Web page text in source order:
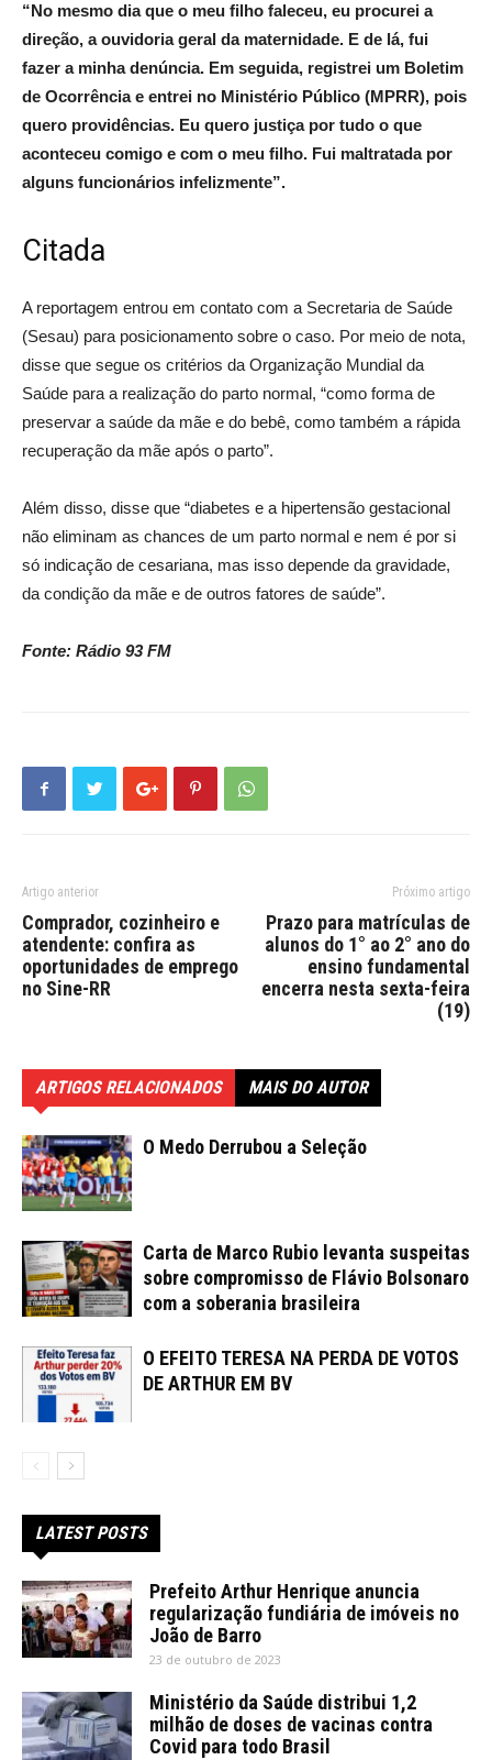
“No mesmo dia que o meu filho faleceu, eu procurei a
direção, a ouvidoria geral da maternidade. E de lá, fui
fazer a minha denúncia. Em seguida, registrei um Boletim
de Ocorrência e entrei no Ministério Público (MPRR), pois
quero providências. Eu quero justiça por tudo o que
aconteceu comigo e com o meu filho. Fui maltratada por
alguns funcionários infelizmente”.
Citada
A reportagem entrou em contato com a Secretaria de Saúde
(Sesau) para posicionamento sobre o caso. Por meio de nota,
disse que segue os critérios da Organização Mundial da
Saúde para a realização do parto normal, “como forma de
preservar a saúde da mãe e do bebê, como também a rápida
recuperação da mãe após o parto”.
Além disso, disse que “diabetes e a hipertensão gestacional
não eliminam as chances de um parto normal e nem é por si
só indicação de cesariana, mas isso depende da gravidade,
da condição da mãe e de outros fatores de saúde”.
Fonte: Rádio 93 FM
Artigo anterior
Comprador, cozinheiro e
atendente: confira as
oportunidades de emprego
no Sine-RR
Próximo artigo
Prazo para matrículas de
alunos do 1° ao 2° ano do
ensino fundamental
encerra nesta sexta-feira
(19)
ARTIGOS RELACIONADOS MAIS DO AUTOR
O Medo Derrubou a Seleção
Carta de Marco Rubio levanta suspeitas
sobre compromisso de Flávio Bolsonaro
com a soberania brasileira
O EFEITO TERESA NA PERDA DE VOTOS
DE ARTHUR EM BV
LATEST POSTS
Prefeito Arthur Henrique anuncia
regularização fundiária de imóveis no
João de Barro
23 de outubro de 2023
Ministério da Saúde distribui 1,2
milhão de doses de vacinas contra
Covid para todo Brasil